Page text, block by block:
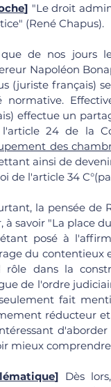
] "Le droit
(René Chapus).
de nos jours
Napoléon
(juriste français)
normative.
effectue un
l'article 24 de la
des
ainsi de
de l'article 34
la pensée de
à savoir "La place
posé à
du contentieux
rôle dans la
de l'ordre
fait
réducteur
mieux
] Dès